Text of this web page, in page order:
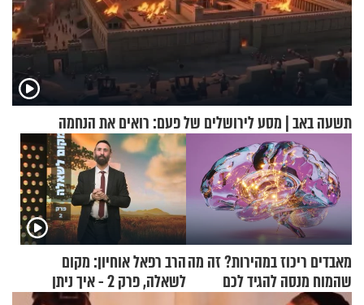
תשעה באב | מסע לירושלים של פעם: רואים את הנחמה
מאבדים ריכוז במהירות? זה מה
שהמוח מנסה להגיד לכם
הרב רפאל אוחיון: מקום
לשאלה, פרק 2 - איך ניתן